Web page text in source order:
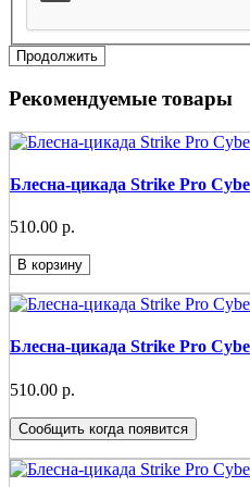
Продолжить
Рекомендуемые товары
Блесна-цикада Strike Pro
510.00 р.
В корзину
Блесна-цикада Strike Pro
510.00 р.
Сообщить когда появится